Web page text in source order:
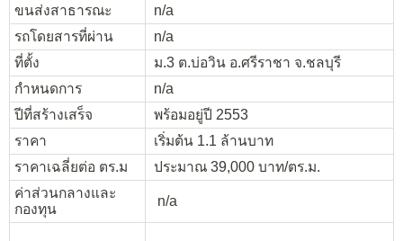
ขนส่งสาธารณะ
n/a
รถโดยสารที่ผ่าน
n/a
ที่ตั้ง
ม.3 ต.บ่อวิน อ.ศรีราชา จ.ชลบุรี
กำหนดการ
n/a
ปีที่สร้างเสร็จ
พร้อมอยู่ปี 2553
ราคา
เริ่มต้น 1.1 ล้านบาท
ราคาเฉลี่ยต่อ ตร.ม
ประมาณ 39,000 บาท/ตร.ม.
ค่าส่วนกลางและ
กองทุน
n/a